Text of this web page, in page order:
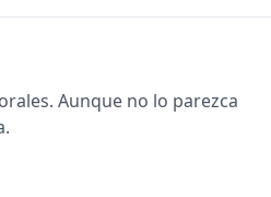
Aunque no lo parezca